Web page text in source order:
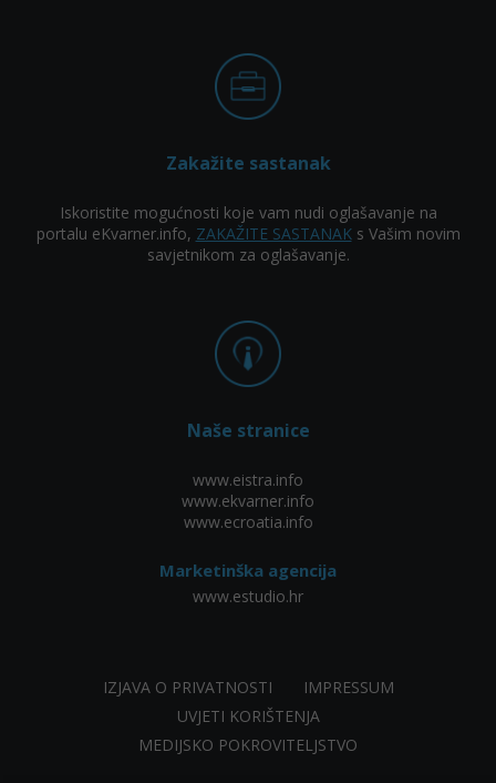
Zakažite sastanak
Iskoristite mogućnosti koje vam nudi oglašavanje na
portalu eKvarner.info, ZAKAŽITE SASTANAKs Vašim novim
savjetnikom za oglašavanje.
Naše stranice
www.eistra.info
www.ekvarner.info
www.ecroatia.info
Marketinška agencija
www.estudio.hr
IZJAVA O PRIVATNOSTI
IMPRESSUM
UVJETI KORIŠTENJA
MEDIJSKO POKROVITELJSTVO